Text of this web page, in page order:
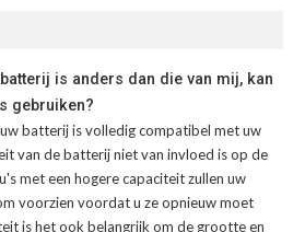
is anders dan die van mij, kan
gebruiken?
batterij is volledig compatibel met uw
van de batterij niet van invloed is op de
met een hogere capaciteit zullen uw
voorzien voordat u ze opnieuw moet
is het ook belangrijk om de grootte en